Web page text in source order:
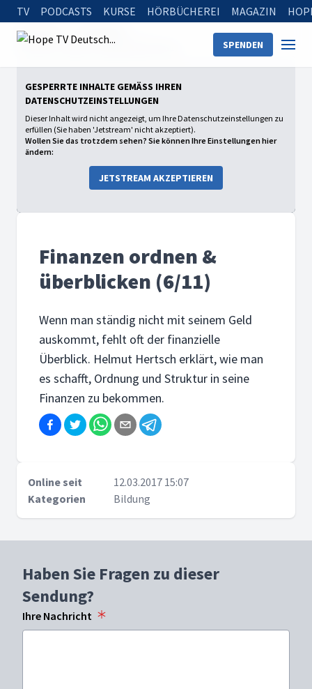
TV PODCASTS KURSE HÖRBÜCHEREI MAGAZIN
SPENDEN
Startseite
Finanzen ordnen & überblicken (6/11)
GESPERRTE INHALTE GEMÄSS IHREN D
ATENSCHUTZEINSTELLUNGEN
Dieser Inhalt wird nicht angezeigt, um Ihre Datenschutzeinstellungen zu
erfüllen (Sie haben 'Jetstream' nicht akzeptiert).
Wollen Sie das trotzdem sehen? Sie können Ihre Einstellungen hier
ändern:
JETSTREAM AKZEPTIEREN
Finanzen ordnen &
überblicken (6/11)
Wenn man ständig nicht mit seinem Geld
auskommt, fehlt oft der finanzielle
Überblick. Helmut Hertsch erklärt, wie man
es schafft, Ordnung und Struktur in seine
Finanzen zu bekommen.
Online seit
12.03.2017 15:07
Kategorien
Bildung
Haben Sie Fragen zu dieser
Sendung?
Ihre Nachricht